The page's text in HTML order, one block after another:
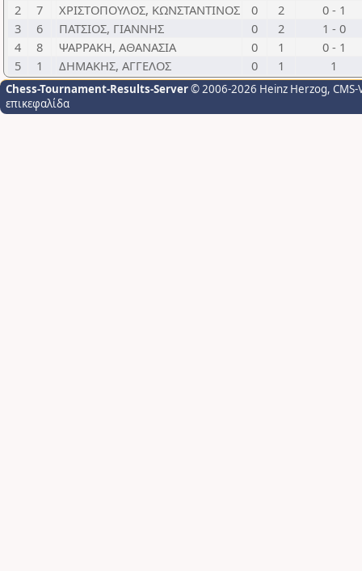
2
7 ΧΡΙΣΤΟΠΟΥΛΟΣ, ΚΩΝΣΤΑΝΤΙΝΟΣ 0 2
0 - 1
3
6 ΠΑΤΣΙΟΣ, ΓΙΑΝΝΗΣ 0 2
1 - 0
4
8 ΨΑΡΡΑΚΗ, ΑΘΑΝΑΣΙΑ 0 1
0 - 1
5
1 ΔΗΜΑΚΗΣ, ΑΓΓΕΛΟΣ 0 1 1
Chess-Tournament-Results-Server© 2006-2026 Heinz Herzog,
επικεφαλίδα